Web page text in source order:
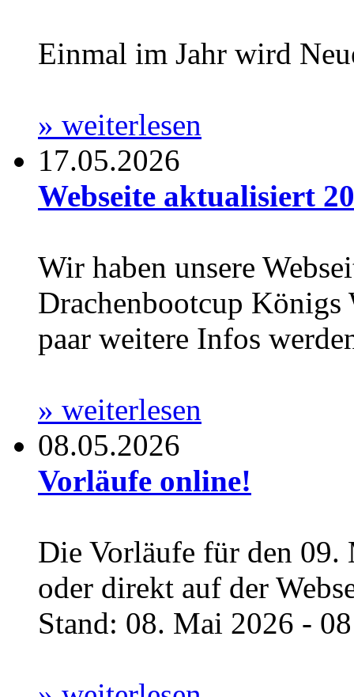
Einmal im Jahr wird
» weiterlesen
17.05.2026
Webseite aktualisiert
Wir haben unsere
Drachenbootcup Königs
paar weitere Infos
» weiterlesen
08.05.2026
Vorläufe online!
Die Vorläufe für den
oder direkt auf der
Stand: 08. Mai 2026 -